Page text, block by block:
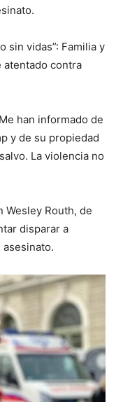
sin vidas”: Familia y
contra
han informado de
y de su propiedad
La violencia no
Wesley Routh, de
disparar a